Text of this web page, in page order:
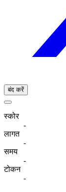
बंद करें
स्कोर
-
लागत
-
समय
-
टोकन
-